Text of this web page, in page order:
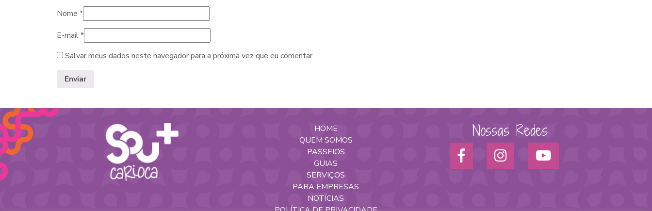
Nome *
E-mail*
Salvar meus dados neste navegador para a próxima vez que eu comentar.
HOME
QUEM SOMOS
PASSEIOS
GUIAS
SERVIÇOS
PARA EMPRESAS
NOTÍCIAS
Nossas Redes